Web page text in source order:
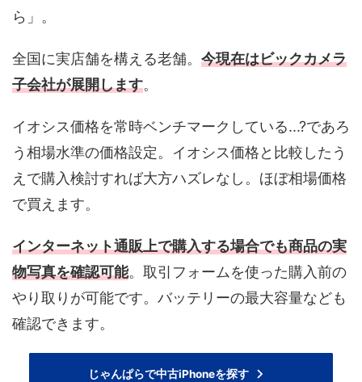
ら」。
全国に実店舗を構える老舗。 今現在はビックカメラ
子会社が展開します。
イオシス価格を常時ベンチマークしている...?であろ
う相場水準の価格設定。イオシス価格と比較したう
えで購入検討すれば大方ハズレなし。ほぼ相場価格
で買えます。
インターネット通販上で購入する場合でも商品の実
物写真を確認可能。取引フォームを使った購入前の
やり取りが可能です。バッテリーの最大容量なども
確認できます。
じゃんぱらで中古iPhoneを探す